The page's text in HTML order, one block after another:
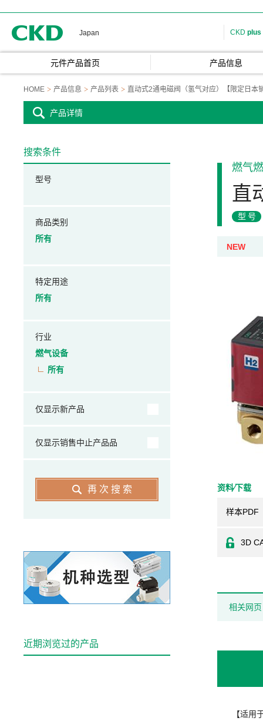
Japan CKD plus
元件产品首页 产品信息
HOME 产品信息 产品列表 直动式2通电磁阀（氢气对应）【限定日本
产品详情
燃气
直
型号
NEW
资料⁄下载
样本PDF
3D
相关网页
【适用
搜索条件
型号
商品类别
所有
特定用途
所有
行业
燃气设备
所有
仅显示新产品
仅显示销售中止产品品
再次搜索
近期浏览过的产品